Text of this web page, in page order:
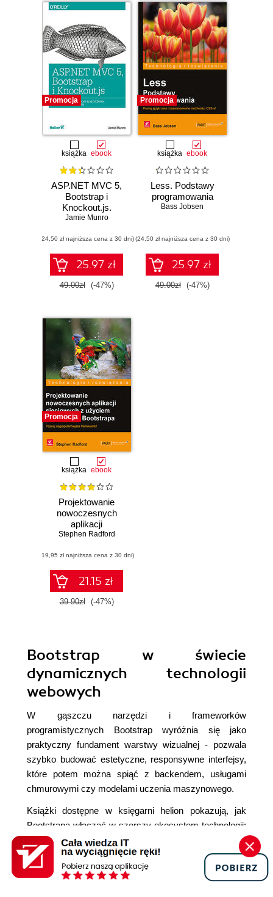
Promocja
książka ebook
ASP.NET MVC 5,
Bootstrap i
Knockout.js.
Tworzenie
elastycznych
aplikacji
internetowych
Jamie Munro
(24,50 zł najniższa cena z 30 dni)
25.97 zł
49.00zł (-47%)
Promocja
książka ebook
Less. Podstawy
programowania
Bass Jobsen
(24,50 zł najniższa cena z 30 dni)
25.97 zł
49.00zł (-47%)
Promocja
książka ebook
Projektowanie
nowoczesnych
aplikacji
sieciowych z
AngularJS i
Bootstrapa
Stephen Radford
(19,95 zł najniższa cena z 30 dni)
21.15 zł
39.90zł (-47%)
Bootstrap w świecie
dynamicznych technologii
webowych
W gąszczu narzędzi i frameworków
programistycznych Bootstrap wyróżnia się jako
praktyczny fundament warstwy wizualnej - pozwala
szybko budować estetyczne, responsywne interfejsy,
które potem można spiąć z backendem, usługami
chmurowymi czy modelami uczenia maszynowego.
Książki dostępne w księgarni helion pokazują, jak
Bootstrapa włączać w szerszy ekosystem technologii:
od aplikacji opartych naASP.NET Core MVC
, przez
projekty zAngularlubVue.js
, aż po klasyczne
rozwiązania HTML, CSS i JavaScript. W tytule
ASP.NET Core, Angular i Bootstrap. Kompletny